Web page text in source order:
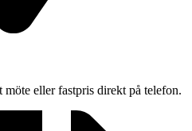
eller fastpris direkt på telefon.